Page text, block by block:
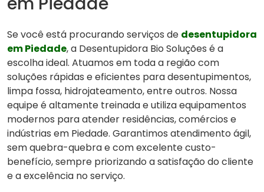
Se você está procurando serviços de desentupidora
em Piedade, a Desentupidora Bio Soluções é a
escolha ideal. Atuamos em toda a região com
soluções rápidas e eficientes para desentupimentos,
limpa fossa, hidrojateamento, entre outros. Nossa
equipe é altamente treinada e utiliza equipamentos
modernos para atender residências, comércios e
indústrias em Piedade. Garantimos atendimento ágil,
sem quebra-quebra e com excelente custo-
benefício, sempre priorizando a satisfação do cliente
e a excelência no serviço.